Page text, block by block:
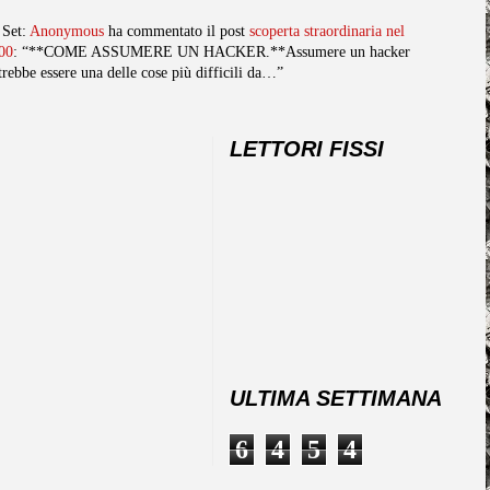
Anonymous ha commentato il post scoperta straordinaria nel
: “**COME ASSUMERE UN HACKER.**Assumere un hacker
essere una delle cose più difficili da…”
LETTORI FISSI
ULTIMA SETTIMANA
6 4 5 4